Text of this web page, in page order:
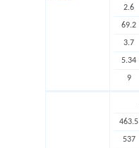
2.6
69.2
3.7
5.34
9
463.5
537